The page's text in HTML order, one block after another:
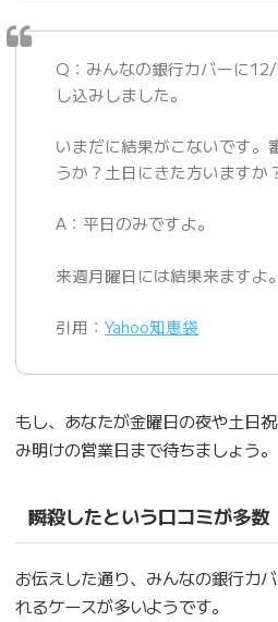
Q：みんなの銀行カバーに
し込みしました。
いまだに結果がこないです。
うか？土日にきた方いますか
A：平日のみですよ。
来週月曜日には結果来ますよ。
引用：Yahoo知恵袋
もし、あなたが金曜日の夜や土日
み明けの営業日まで待ちましょう。
瞬殺したという口コミが多数
お伝えした通り、みんなの銀行カ
れるケースが多いようです。